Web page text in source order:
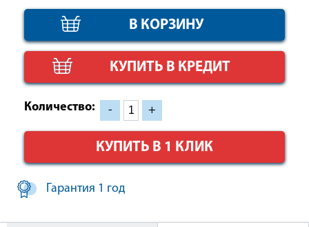
КУПИТЬ В КРЕДИТ
Количество: - +
КУПИТЬ В 1 КЛИК
Гарантия 1 год